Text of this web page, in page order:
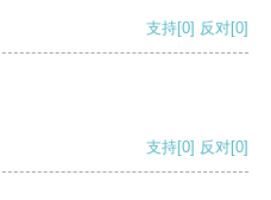
支持[0] 反对[0]
支持[0] 反对[0]